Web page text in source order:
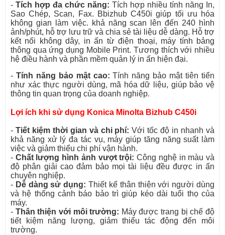
- Tích hợp đa chức năng: Tích hợp nhiều tính năng In,
Sao Chép, Scan, Fax. Bbizhub C450i giúp tối ưu hóa
không gian làm việc. khả năng scan lên đến 240 hình
ảnh/phút, hỗ trợ lưu trữ và chia sẻ tài liệu dễ dàng. Hỗ trợ
kết nối không dây, in ấn từ điện thoại, máy tính bảng
thông qua ứng dụng Mobile Print. Tương thích với nhiều
hệ điều hành và phần mềm quản lý in ấn hiện đại.
- Tính năng bảo mật cao:Tính năng bảo mật tiên tiến
như xác thực người dùng, mã hóa dữ liệu, giúp bảo vệ
thông tin quan trọng của doanh nghiệp.
Lợi ích khi sử dụng Konica Minolta Bizhub C450i
- Tiết kiệm thời gian và chi phí: Với tốc độ in nhanh và
khả năng xử lý đa tác vụ, máy giúp tăng năng suất làm
việc và giảm thiểu chi phí vận hành.
- Chất lượng hình ảnh vượt trội: Công nghệ in màu và
độ phân giải cao đảm bảo mọi tài liệu đều được in ấn
chuyên nghiệp.
- Dễ dàng sử dụng: Thiết kế thân thiện với người dùng
và hệ thống cảnh báo bảo trì giúp kéo dài tuổi thọ của
máy.
- Thân thiện với môi trường: Máy được trang bị chế độ
tiết kiệm năng lượng, giảm thiểu tác động đến môi
trường.